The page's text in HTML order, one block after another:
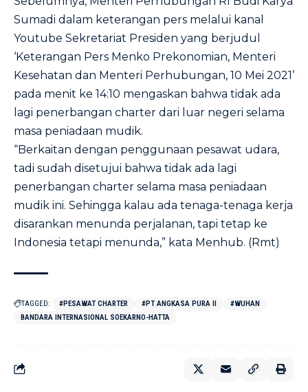
Sumadi dalam keterangan pers melalui kanal
Youtube Sekretariat Presiden yang berjudul
‘Keterangan Pers Menko Prekonomian, Menteri
Kesehatan dan Menteri Perhubungan, 10 Mei 2021’
pada menit ke 14:10 mengaskan bahwa tidak ada
lagi penerbangan charter dari luar negeri selama
masa peniadaan mudik.
“Berkaitan dengan penggunaan pesawat udara,
tadi sudah disetujui bahwa tidak ada lagi
penerbangan charter selama masa peniadaan
mudik ini. Sehingga kalau ada tenaga-tenaga kerja
disarankan menunda perjalanan, tapi tetap ke
Indonesia tetapi menunda,” kata Menhub. (Rmt)
TAGGED: #PESAWAT CHARTER #PT ANGKASA PURA II
#WUHAN
BANDARA INTERNASIONAL SOEKARNO-HATTA